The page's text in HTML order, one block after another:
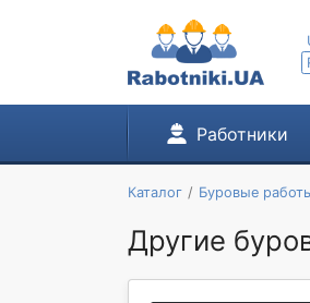
Работники
Каталог Буровые
Другие